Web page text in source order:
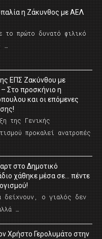
η Ζάκυνθος με ΑΕΛ
το πρώτο δυνατό φιλικό
ΕΠΣ Ζακύνθου με
Στο προσκήνιο η
και οι επόμενες
της Γενικής
προκαλεί ανατροπές
στο Δημοτικό
χάθηκε μέσα σε… πέντε
δείχνουν, ο γιαλός δεν
…
Χρήστο Γερολυμάτο στην